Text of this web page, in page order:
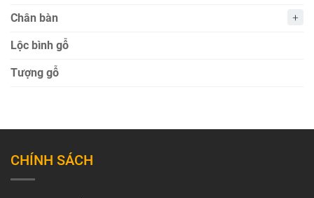
Chân bàn
Lộc bình gỗ
Tượng gỗ
CHÍNH SÁCH